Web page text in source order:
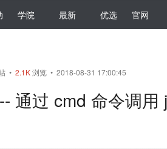
学院 最新 优选 官网
• 2.1K浏览 • 2018-08-31 17:00:45
通过 cmd 命令调用